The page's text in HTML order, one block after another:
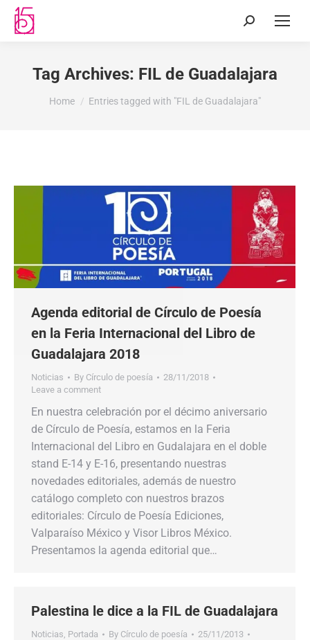
Tag Archives: FIL de Guadalajara
You are here:
Home Entries tagged with "FIL de Guadalajara"
Agenda editorial de Círculo de Poesía
en la Feria Internacional del Libro de
Guadalajara 2018
Noticias By Círculo de poesía
28/11/2018
Leave a comment
En nuestra celebración por el décimo aniversario
de Círculo de Poesía, estamos en la Feria
Internacional del Libro en Gudalajara en el doble
stand E-14 y E-16, presentando nuestras
novedades editoriales, además de nuestro
catálogo completo con nuestros brazos
editoriales: Círculo de Poesía Ediciones,
Valparaíso México y Visor Libros México.
Presentamos la agenda editorial que…
Palestina le dice a la FIL de Guadalajara
Noticias, Portada By Círculo de poesía
25/11/2013